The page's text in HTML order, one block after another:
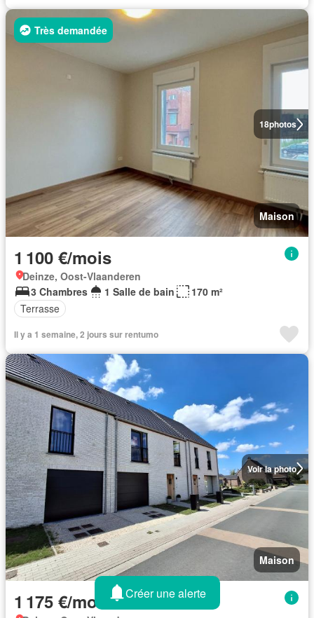
18photos
Très demandée
Maison
1 100 €/mois
Deinze, Oost-Vlaanderen
3 Chambres
1 Salle de bain
170 m²
Terrasse
Il y a 1 semaine, 2 jours sur rentumo
Voir la photo
Maison
1 175 €/mois Créer une alerte